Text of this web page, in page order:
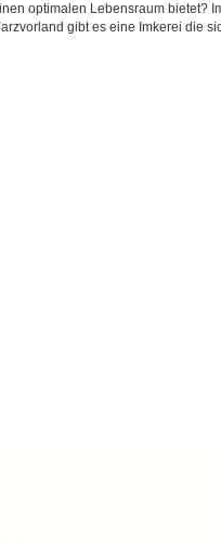
optimalen Lebensraum bietet?
gibt es eine Imkerei die